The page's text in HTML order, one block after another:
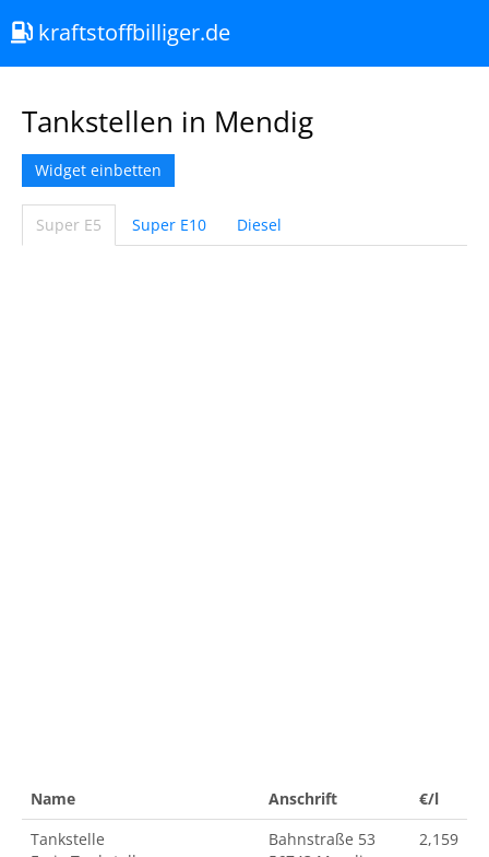
kraftstoffbilliger.de
Tankstellen in Mendig
Widget einbetten
Super E5 Super E10 Diesel
Name Anschrift
€/l
Tankstelle
Bahnstraße 53
2,159